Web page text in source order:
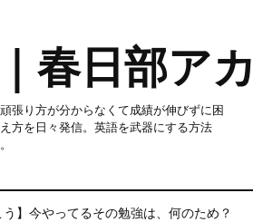
春日部ア
張り方が分からなくて成績が伸びずに困
方を日々発信。英語を武器にする方法
う】今やってるその勉強は、何のため？